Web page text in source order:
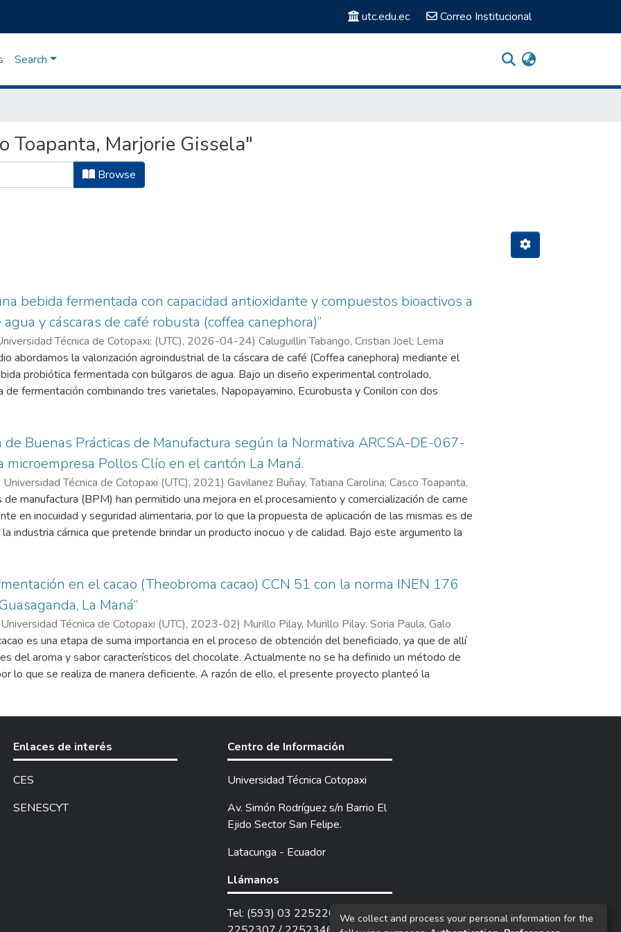
utc.edu.ec Correo Institucional
Search
Toapanta, Marjorie Gissela"
Browse
bebida fermentada con capacidad antioxidante y compuestos bioactivos a
y cáscaras de café robusta (coffea canephora)”
Técnica de Cotopaxi; (UTC), 2026-04-24) Caluguillin Tabango, Cristian Joel; Lema
;Casco Toapanta, Marjorie Gissela
abordamos la valorización agroindustrial de la cáscara de café (Coffea canephora) mediante el
probiótica fermentada con búlgaros de agua. Bajo un diseño experimental controlado,
de fermentación combinando tres varietales, Napopayamino, Ecurobusta y Conilon con dos
el almacenamiento a 4 °C, etapa en la cual las formulaciones con panela redujeron su pH
que esta acidificación natural actuó como una barrera para garantizar la inocuidad del
ausencia total de Escherichia coli, mientras se mantuvo una viabilidad celular de hasta
simbióticos. A nivel fitoquímico, la varietal Napopayamino presentó la mayor
bioactivos, con datos de 19.94 mg GAE/mL de polifenoles totales y una capacidad
confirmando que las condiciones de la fermentación y refrigerado minimizan la degradación
el análisis sensorial indicó que la panela aporta una mayor concentración mineral mientras que el
de la bebida, logrando así mayor aceptabilidad general. En conjunto, esta investigación
seguro y escalable, proporcionando un modelo aplicado de economía circular para la
funcionales.
Buenas Prácticas de Manufactura según la Normativa ARCSA-DE-067-
microempresa Pollos Clío en el cantón La Maná.
Técnica de Cotopaxi (UTC), 2021) Gavilanez Buñay, Tatiana Carolina; Casco Toapanta,
de manufactura (BPM) han permitido una mejora en el procesamiento y comercialización de carne
en inocuidad y seguridad alimentaria, por lo que la propuesta de aplicación de las mismas es de
industria cárnica que pretende brindar un producto inocuo y de calidad. Bajo este argumento la
en el manejo tradicional de pollos en este caso que son alimentados de manera orgánica. Por
la presente investigación fue implementar buenas prácticas de manufactura según la
067-2015-GGG en la microempresa Pollos Clío en el cantón La Maná. En la primera etapa del
diagnóstico inicial en la empresa utilizando como punto de partida encuesta a empleados y
de una lista de verificación (checklist) en base a la normativa ARCSA-DE-067-2015-GGG,
ítems que no cumplen y un 35% que cumplen. En la segunda etapa se propusieron actividades
incumplimientos a nivel de obligaciones del personal, manejo de materia prima e insumos,
y documentos de referencia, para las demás actividades relacionadas a instalaciones y
microempresa. Después de la aplicación se incrementó los porcentajes de cumplimiento a 51%,
obteniendo un coeficiente de Aiken mayor a 0.8 lo que demostró que la propuesta económica
todas sus etapas. Finalmente, los consumidores también demostraron su aceptabilidad del
aplicación de una encuesta.
en el cacao (Theobroma cacao) CCN 51 con la norma INEN 176
La Maná”
Técnica de Cotopaxi (UTC), 2023-02) Murillo Pilay, Murillo Pilay; Soria Paula, Galo
Marjorie Gissela
es una etapa de suma importancia en el proceso de obtención del beneficiado, ya que de allí
del aroma y sabor característicos del chocolate. Actualmente no se ha definido un método de
lo que se realiza de manera deficiente. A razón de ello, el presente proyecto planteó la
las variables establecidas por la norma INEN 176 en el Centro Experimental Pichilingue
Infostat estudiantil versión 2020, para realizar el análisis de varianza, con una separación
de Tukey (P≤ 0,05). Se obtuvo que los mejores tratamientos fueron; fermentador tipo
de remoción de 24 y 36 horas; luego de realizar un análisis estadístico de efecto simple por cada
de remoción fue de 36 horas ya que se obtuvo un 82,22% de fermentación del grano.
a la rentabilidad el mejor tratamiento fue el fermentador tipo trapezoidal con 36 horas de
Enlaces de interés
CES
SENESCYT
Centro de Información
Universidad Técnica Cotopaxi
Av. Simón Rodríguez s/n Barrio El
Ejido Sector San Felipe.
Latacunga - Ecuador
Llámanos
Tel: (593) 03 2252205 /We collect and process your personal information for the